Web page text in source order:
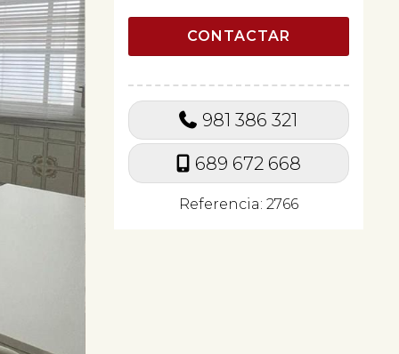
981 386 321
689 672 668
Referencia: 2766